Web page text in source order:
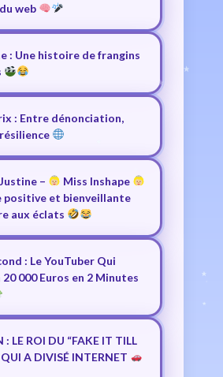
web
: Une histoire de frangins
: Entre dénonciation,
–
Miss Inshape
positive et bienveillante
aux éclats
: Le YouTuber Qui
20 000 Euros en 2 Minutes
: LE ROI DU “FAKE IT TILL
A DIVISÉ INTERNET